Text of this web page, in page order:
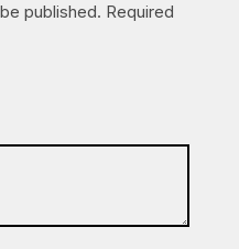
published. Required